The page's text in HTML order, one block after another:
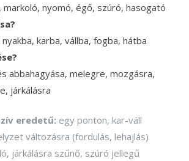
markoló, nyomó, égő, szúró, hasogató
nyakba, karba, vállba, fogba, hátba
abbahagyása, melegre, mozgásra,
járkálásra
eredetű: egy ponton, kar-váll
változásra (fordulás, lehajlás)
járkálásra szűnő, szúró jellegű